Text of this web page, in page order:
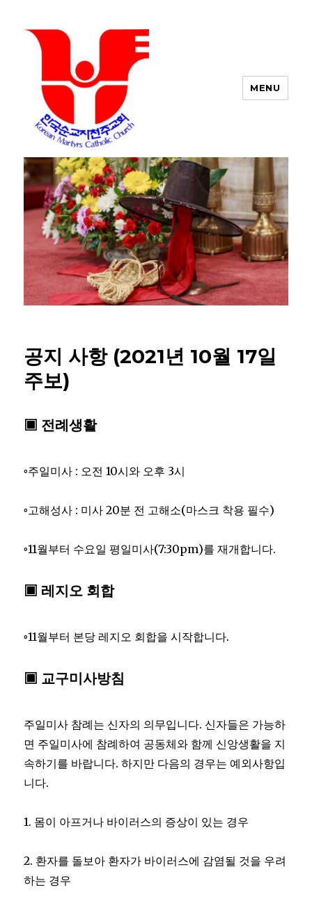
포트워스 한인 성당
MENU
공지 사항 (2021년 10월 17일
주보)
▣ 전례생활
◦주일미사 : 오전 10시와 오후 3시
◦고해성사 : 미사 20분 전 고해소(마스크 착용 필수)
◦11월부터 수요일 평일미사(7:30pm)를 재개합니다.
▣ 레지오 회합
◦11월부터 본당 레지오 회합을 시작합니다.
▣ 교구미사방침
주일미사 참례는 신자의 의무입니다. 신자들은 가능하
면 주일미사에 참례하여 공동체와 함께 신앙생활을 지
속하기를 바랍니다. 하지만 다음의 경우는 예외사항입
니다.
1. 몸이 아프거나 바이러스의 증상이 있는 경우
2. 환자를 돌보아 환자가 바이러스에 감염될 것을 우려
하는 경우